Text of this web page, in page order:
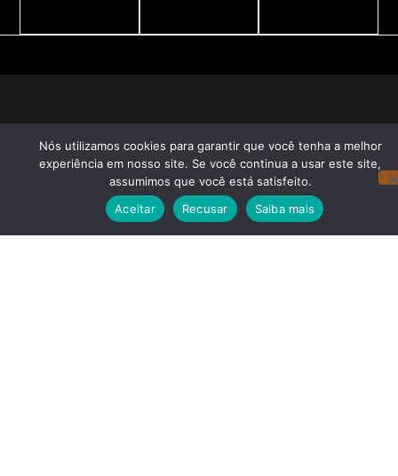
Nós utilizamos cookies para garantir que você tenha a melhor
experiência em nosso site. Se você continua a usar este site,
assumimos que você está satisfeito.
Aceitar
Recusar Saiba mais